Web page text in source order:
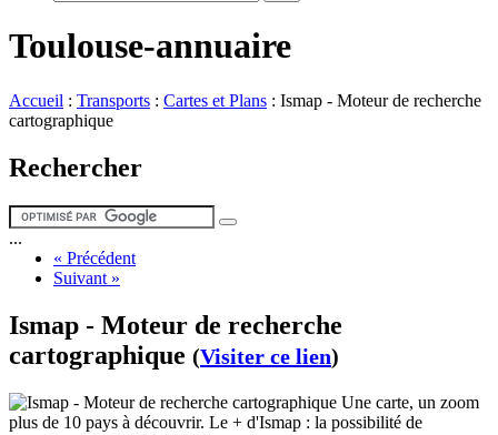
Toulouse-annuaire
Accueil : Transports : Cartes et Plans : Ismap - Moteur de recherche
cartographique
Rechercher
...
« Précédent
Suivant »
Ismap - Moteur de recherche
cartographique (Visiter ce lien)
Une carte, un zoom
plus de 10 pays à découvrir. Le + d'Ismap : la possibilité de